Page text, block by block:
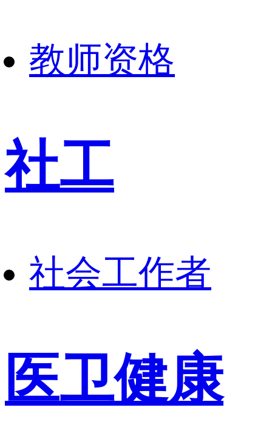
教师资格
社工
社会工作者
医卫健康